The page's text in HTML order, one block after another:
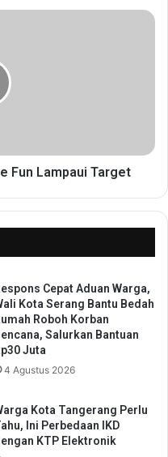
Fun Lampaui Target
Cepat Aduan Warga,
Kota Serang Bantu Bedah
Roboh Korban
Salurkan Bantuan
Juta
4 Agustus 2026
Kota Tangerang Perlu
Ini Perbedaan IKD
KTP Elektronik